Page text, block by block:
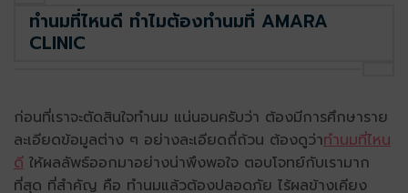
ทำนมที่ไหนดี ทำไมต้องทำนมที่ AMARA
CLINIC
ก่อนที่เราจะตัดสินใจทำนม แน่นอนครับว่า ต้องมีการศึกษาราย
ละเอียดข้อมูลต่าง ๆ อย่างละเอียดถี่ถ้วน ต้องดูว่าทำนมที่ไหน
ดี ให้ผลลัพธ์ออกมาอย่างน่าพึงพอใจ ตอบโจทย์กับเรามาก
ที่สุด ที่สำคัญ คือ ทำนมแล้วต้องปลอดภัย ไร้ผลข้างเคียง